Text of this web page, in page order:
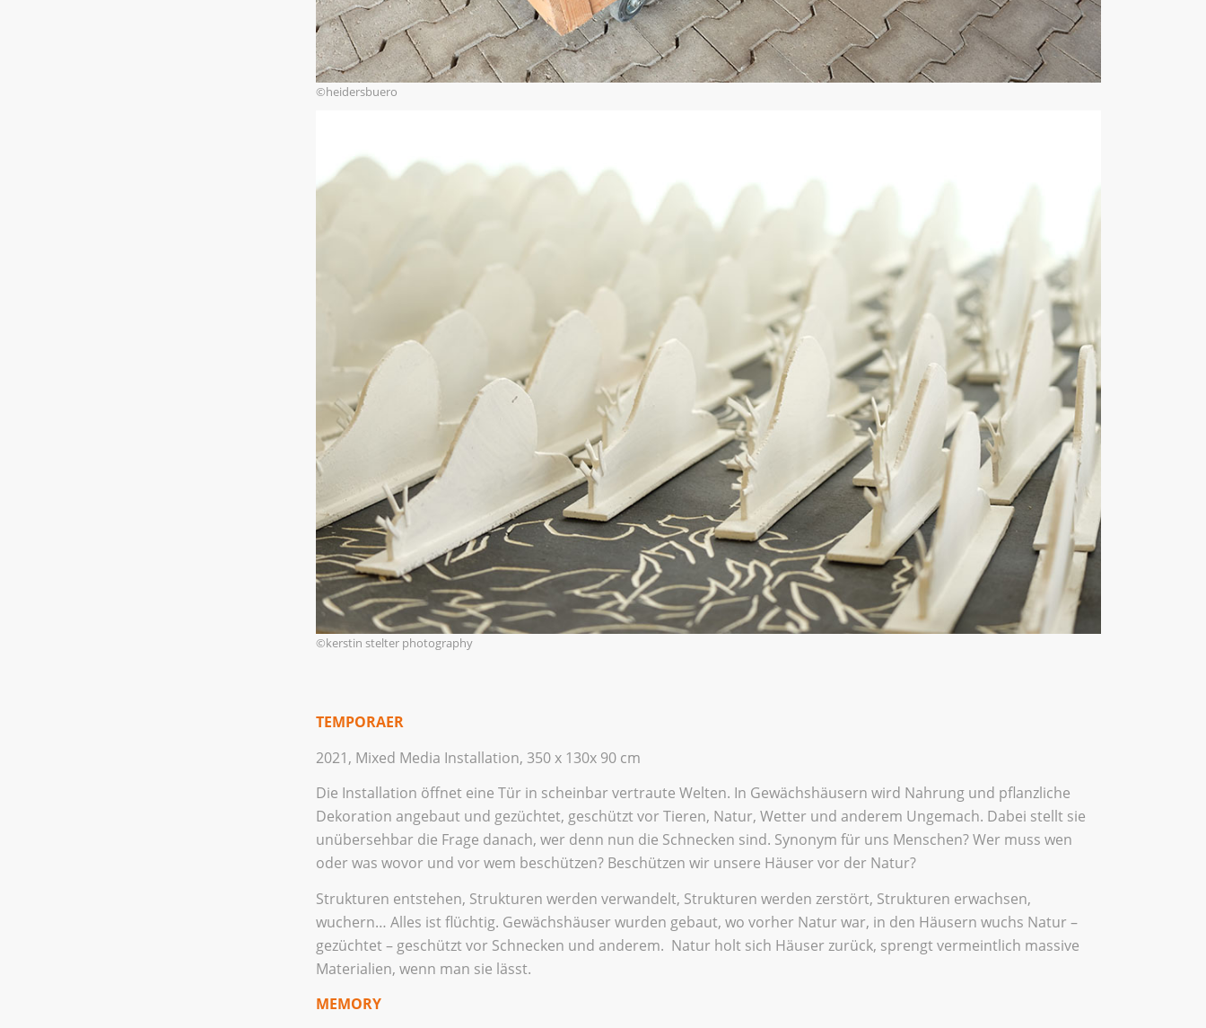
©heidersbuero
©kerstin stelter photography
TEMPORAER
2021, Mixed Media Installation, 350 x 130x 90 cm
Die Installation öffnet eine Tür in scheinbar vertraute Welten. In Gewächshäusern wird Nahrung und pflanzliche
Dekoration angebaut und gezüchtet, geschützt vor Tieren, Natur, Wetter und anderem Ungemach. Dabei stellt sie
unübersehbar die Frage danach, wer denn nun die Schnecken sind. Synonym für uns Menschen? Wer muss wen
oder was wovor und vor wem beschützen? Beschützen wir unsere Häuser vor der Natur?
Strukturen entstehen, Strukturen werden verwandelt, Strukturen werden zerstört, Strukturen erwachsen,
wuchern… Alles ist flüchtig. Gewächshäuser wurden gebaut, wo vorher Natur war, in den Häusern wuchs Natur –
gezüchtet – geschützt vor Schnecken und anderem. Natur holt sich Häuser zurück, sprengt vermeintlich massive
Materialien, wenn man sie lässt.
MEMORY